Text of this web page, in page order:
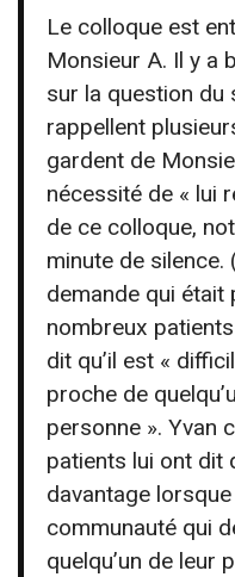
Le colloque est
Monsieur A. Il y a
sur la question du
rappellent
gardent de
nécessité de « lui
de ce colloque,
minute de silence.
demande qui était
nombreux
dit qu’il est «
proche de
personne ». Yvan
patients lui ont dit
davantage lorsque
communauté qui
quelqu’un de leur